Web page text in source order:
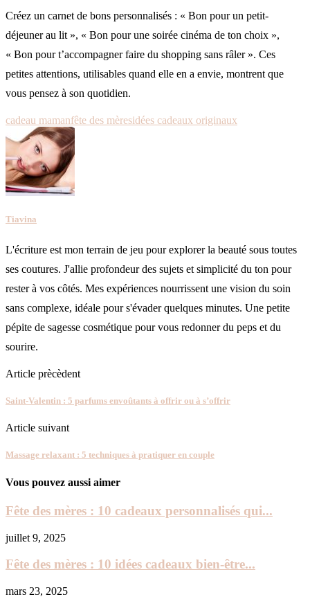
Créez un carnet de bons personnalisés : « Bon pour un petit-
déjeuner au lit », « Bon pour une soirée cinéma de ton choix »,
« Bon pour t’accompagner faire du shopping sans râler ». Ces
petites attentions, utilisables quand elle en a envie, montrent que
vous pensez à son quotidien.
cadeau mamanfête des mèresidées cadeaux originaux
Tiavina
L'écriture est mon terrain de jeu pour explorer la beauté sous toutes
ses coutures. J'allie profondeur des sujets et simplicité du ton pour
rester à vos côtés. Mes expériences nourrissent une vision du soin
sans complexe, idéale pour s'évader quelques minutes. Une petite
pépite de sagesse cosmétique pour vous redonner du peps et du
sourire.
Article prècèdent
Saint-Valentin : 5 parfums envoûtants à offrir ou à s’offrir
Article suivant
Massage relaxant : 5 techniques à pratiquer en couple
Vous pouvez aussi aimer
Fête des mères : 10 cadeaux personnalisés qui...
juillet 9, 2025
Fête des mères : 10 idées cadeaux bien-être...
mars 23, 2025